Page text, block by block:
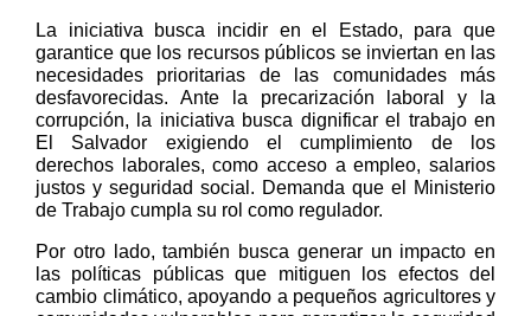
La iniciativa busca incidir en el Estado, para que
garantice que los recursos públicos se inviertan en las
necesidades prioritarias de las comunidades más
desfavorecidas. Ante la precarización laboral y la
corrupción, la iniciativa busca dignificar el trabajo en
El Salvador exigiendo el cumplimiento de los
derechos laborales, como acceso a empleo, salarios
justos y seguridad social. Demanda que el Ministerio
de Trabajo cumpla su rol como regulador.
Por otro lado, también busca generar un impacto en
las políticas públicas que mitiguen los efectos del
cambio climático, apoyando a pequeños agricultores y